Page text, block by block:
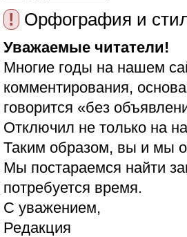
!
Орфография и
Уважаемые читатели!
Многие годы на нашем
комментирования,
говорится «без
Отключил не только на
Таким образом, вы и мы
Мы постараемся найти
потребуется время.
С уважением,
Редакция